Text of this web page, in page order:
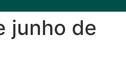
junho de